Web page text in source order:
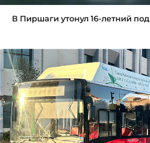
В Пиршаги утонул 16-летний